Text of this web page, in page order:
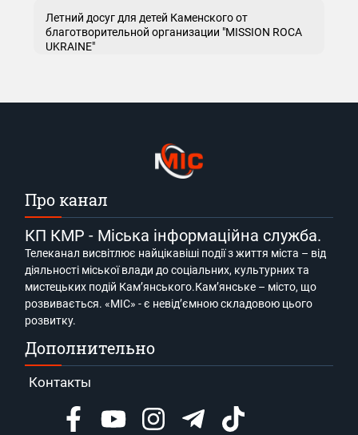
Летний досуг для детей Каменского от
благотворительной организации "MISSION ROCA
UKRAINE"
Про канал
КП КМР - Міська інформаційна служба.
Телеканал висвітлює найцікавіші події з життя міста – від
діяльності міської влади до соціальних, культурних та
мистецьких подій Кам’янського.Кам’янське – місто, що
розвивається. «МІС» - є невід’ємною складовою цього
розвитку.
Дополнительно
Контакты